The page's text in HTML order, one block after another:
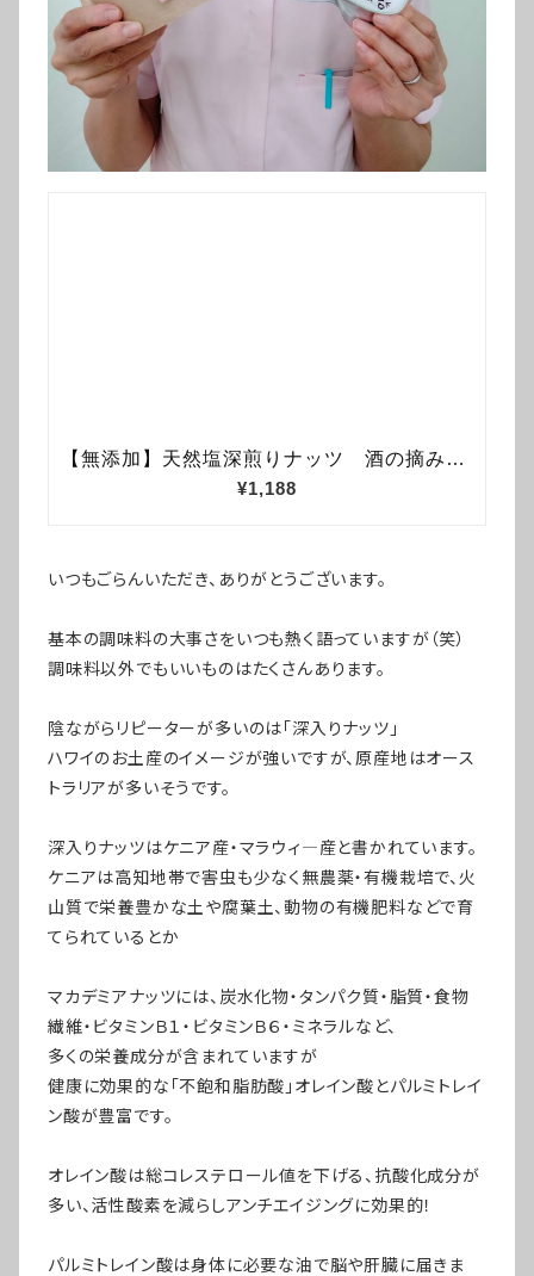
いつもごらんいただき、ありがとうございます。
基本の調味料の大事さをいつも熱く語っていますが（笑）
調味料以外でもいいものはたくさんあります。
陰ながらリピーターが多いのは「深入りナッツ」
ハワイのお土産のイメージが強いですが、原産地はオース
トラリアが多いそうです。
深入りナッツはケニア産・マラウィ―産と書かれています。
ケニアは高知地帯で害虫も少なく無農薬・有機栽培で、火
山質で栄養豊かな土や腐葉土、動物の有機肥料などで育
てられているとか
マカデミアナッツには、炭水化物・タンパク質・脂質・食物
繊維・ビタミンＢ１・ビタミンＢ６・ミネラルなど、
多くの栄養成分が含まれていますが
健康に効果的な「不飽和脂肪酸」オレイン酸とパルミトレイ
ン酸が豊富です。
オレイン酸は総コレステロール値を下げる、抗酸化成分が
多い、活性酸素を減らしアンチエイジングに効果的！
パルミトレイン酸は身体に必要な油で脳や肝臓に届きま